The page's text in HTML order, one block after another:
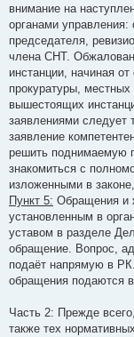
внимание на
органами
председателя,
члена СНТ.
инстанции, начиная
прокуратуры,
вышестоящих
заявлениями следует
заявление
решить поднимаемую
знакомиться с
изложенными в
Пункт 5: Обращения и
установленным в
уставом в разделе
обращение. Вопрос,
подаёт напрямую в
обращения подаются
Часть 2: Прежде
также тех